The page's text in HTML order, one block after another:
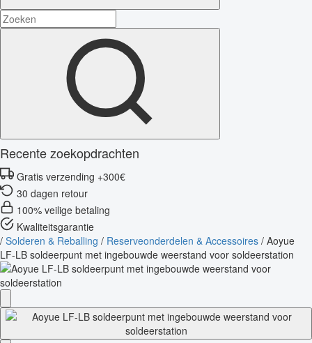
Recente zoekopdrachten
Gratis verzending +300€
30 dagen retour
100% veilige betaling
Kwaliteitsgarantie
/ Solderen & Reballing / Reserveonderdelen & Accessoires / Aoyue
LF-LB soldeerpunt met ingebouwde weerstand voor soldeerstation